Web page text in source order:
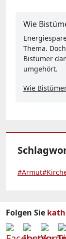
Wie
Thema.
Bistümer
umgehört.
Wie
#Armut
Folgen Sie